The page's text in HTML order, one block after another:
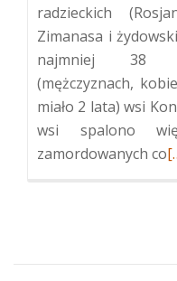
radzieckich
Zimanasa i
najmniej 38
(mężczyznach,
miało 2 lata) wsi
wsi spalono
zamordowanych co